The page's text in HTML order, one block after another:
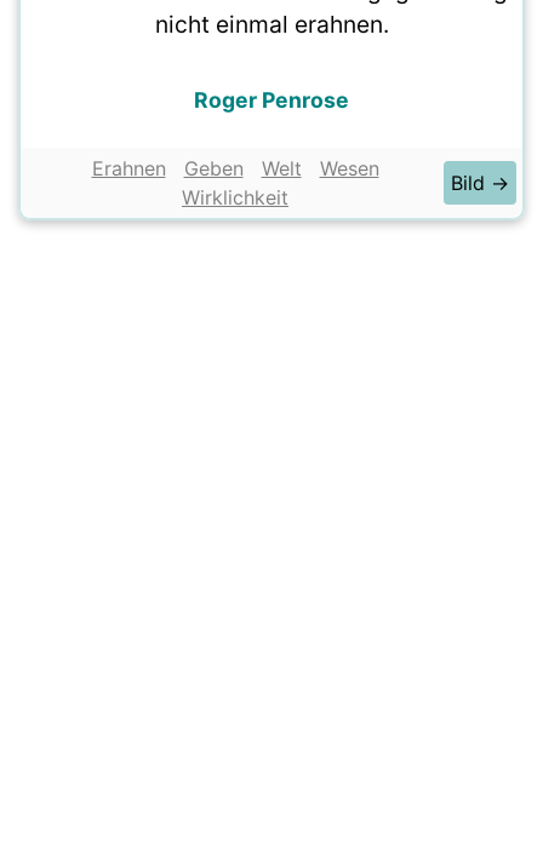
nicht einmal erahnen.
Roger Penrose
Erahnen Geben Welt
Wesen
Wirklichkeit
Bild →